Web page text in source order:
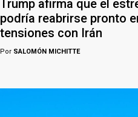
Trump afirma que el
podría reabrirse pronto
tensiones con Irán
Por SALOMÓN MICHITTE